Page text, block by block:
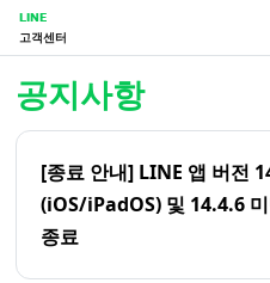
LINE
고객센터
공지사항
[종료 안내] LINE 앱 버전
(iOS/iPadOS) 및 14.4.6
종료